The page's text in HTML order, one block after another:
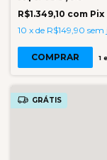
R$1.349,10 com Pix
10 x de R$149,90 sem
COMPRAR 1
GRÁTIS